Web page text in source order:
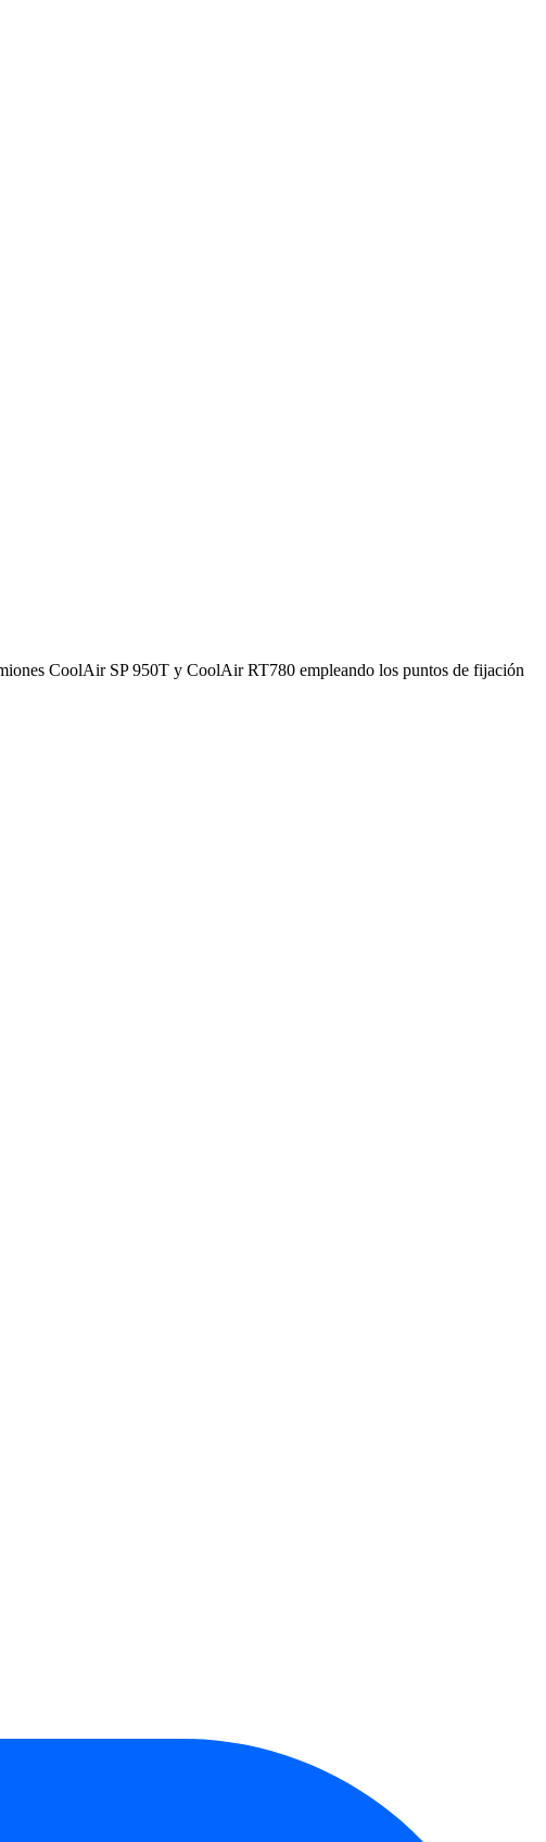
CoolAir SP 950T y CoolAir RT780 empleando los puntos de fijación